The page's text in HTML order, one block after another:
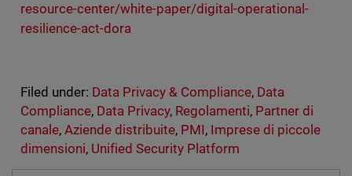
resource-center/white-paper/digital-operational-
resilience-act-dora
Filed under: Data Privacy & Compliance, Data
Compliance, Data Privacy, Regolamenti, Partner di
canale, Aziende distribuite, PMI, Imprese di piccole
dimensioni, Unified Security Platform